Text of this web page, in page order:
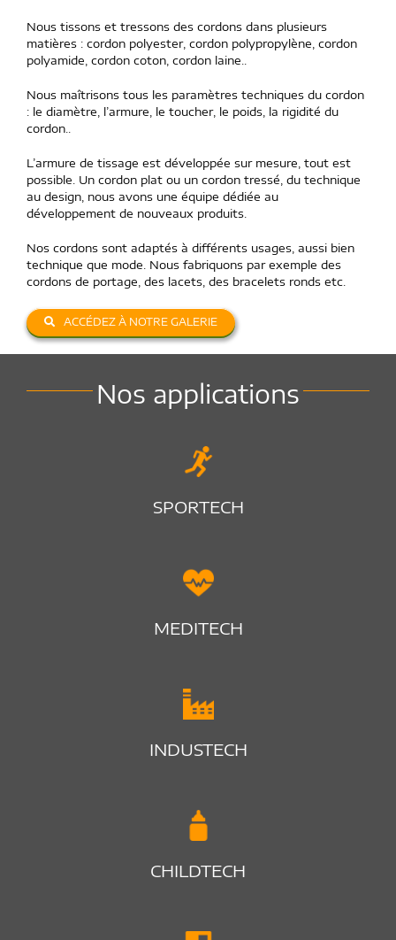
Nous tissons et tressons des cordons dans plusieurs
matières : cordon polyester, cordon polypropylène, cordon
polyamide, cordon coton, cordon laine..
Nous maîtrisons tous les paramètres techniques du cordon
: le diamètre, l’armure, le toucher, le poids, la rigidité du
cordon..
L’armure de tissage est développée sur mesure, tout est
possible. Un cordon plat ou un cordon tressé, du technique
au design, nous avons une équipe dédiée au
développement de nouveaux produits.
Nos cordons sont adaptés à différents usages, aussi bien
technique que mode. Nous fabriquons par exemple des
cordons de portage, des lacets, des bracelets ronds etc.
ACCÉDEZ À NOTRE GALERIE
Nos applications
SPORTECH
MEDITECH
INDUSTECH
CHILDTECH